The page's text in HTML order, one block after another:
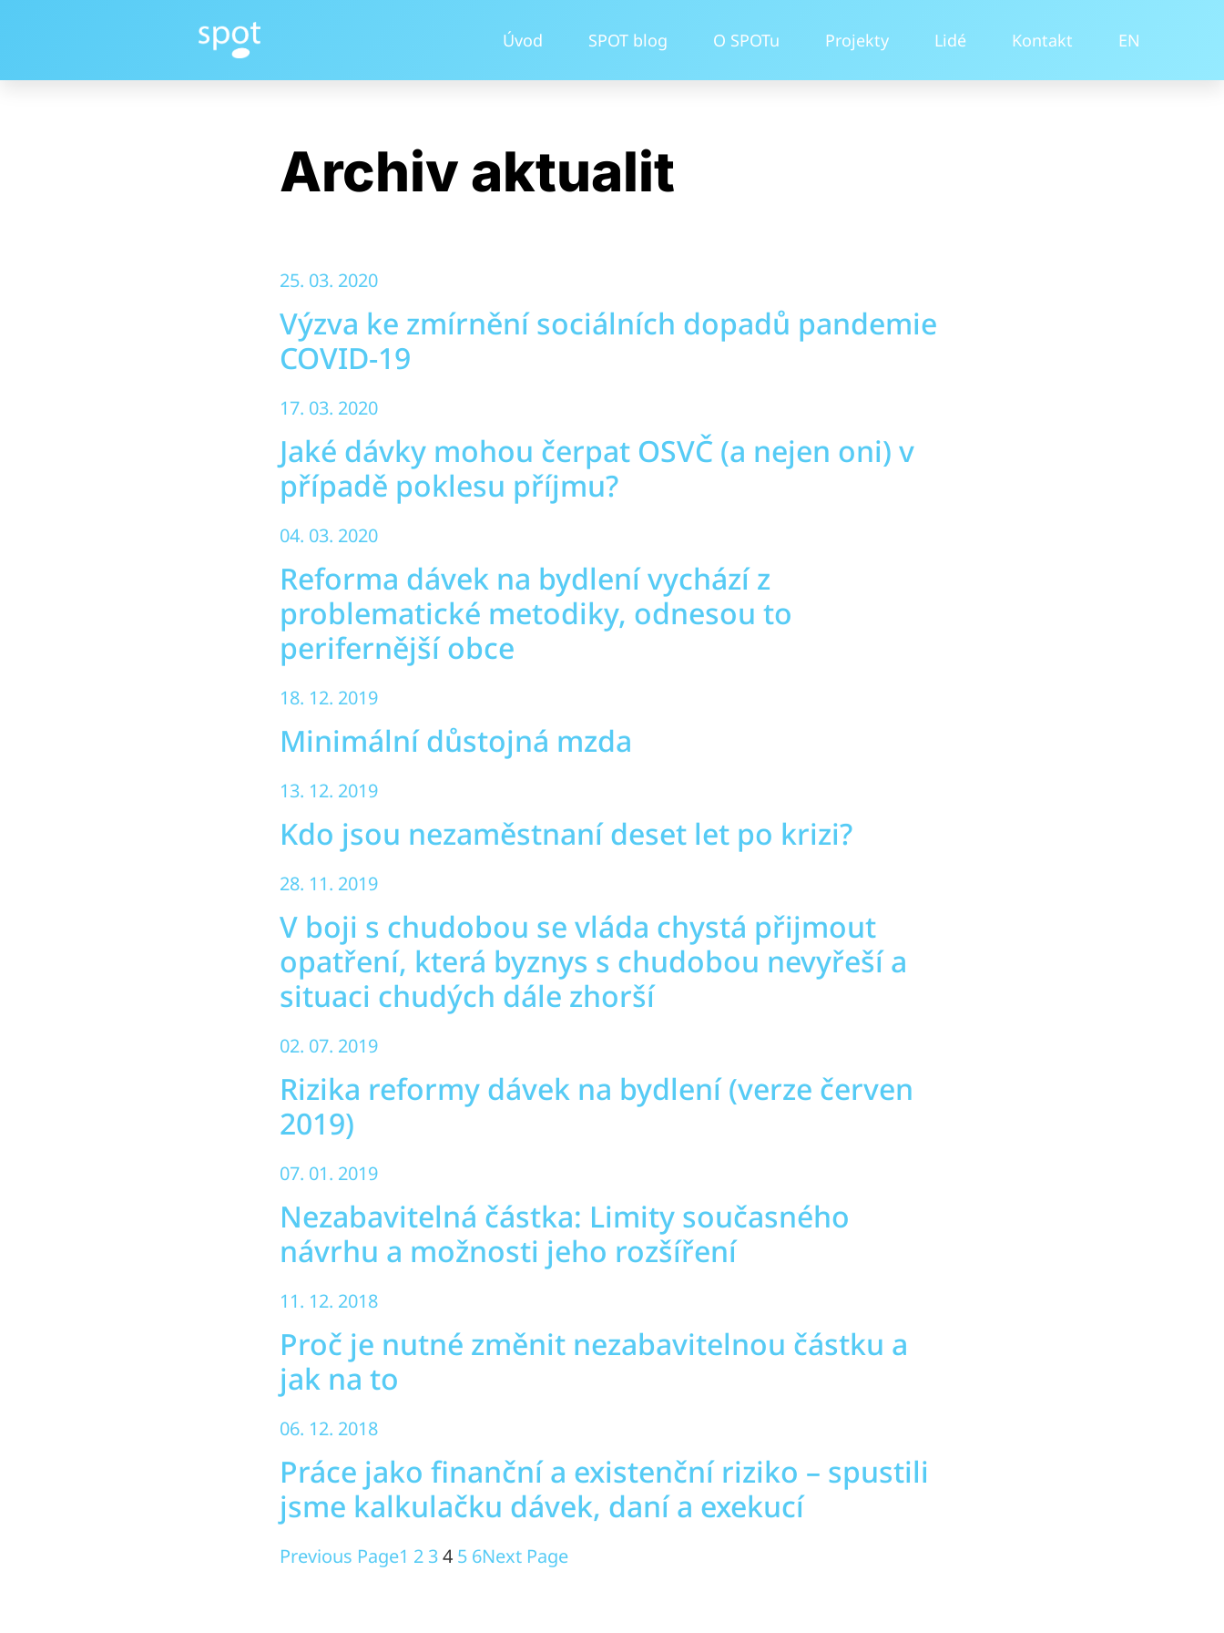
Úvod SPOT blog O SPOTu Projekty Lidé Kontakt EN
Archiv aktualit
25. 03. 2020
Výzva ke zmírnění sociálních dopadů pandemie
COVID-19
17. 03. 2020
Jaké dávky mohou čerpat OSVČ (a nejen oni) v
případě poklesu příjmu?
04. 03. 2020
Reforma dávek na bydlení vychází z
problematické metodiky, odnesou to
perifernější obce
18. 12. 2019
Minimální důstojná mzda
13. 12. 2019
Kdo jsou nezaměstnaní deset let po krizi?
28. 11. 2019
V boji s chudobou se vláda chystá přijmout
opatření, která byznys s chudobou nevyřeší a
situaci chudých dále zhorší
02. 07. 2019
Rizika reformy dávek na bydlení (verze červen
2019)
07. 01. 2019
Nezabavitelná částka: Limity současného
návrhu a možnosti jeho rozšíření
11. 12. 2018
Proč je nutné změnit nezabavitelnou částku a
jak na to
06. 12. 2018
Práce jako finanční a existenční riziko – spustili
jsme kalkulačku dávek, daní a exekucí
Previous Page1 2 34 5 6Next Page